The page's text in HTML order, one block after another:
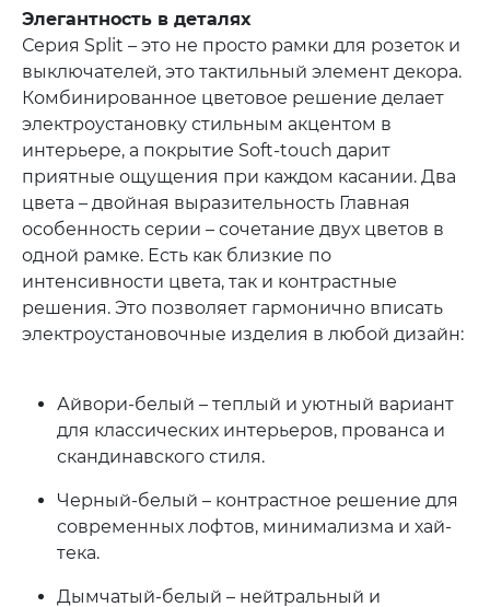
Элегантность в деталях
Серия Split – это не просто рамки для розеток и
выключателей, это тактильный элемент декора.
Комбинированное цветовое решение делает
электроустановку стильным акцентом в
интерьере, а покрытие Soft-touch дарит
приятные ощущения при каждом касании. Два
цвета – двойная выразительность Главная
особенность серии – сочетание двух цветов в
одной рамке. Есть как близкие по
интенсивности цвета, так и контрастные
решения. Это позволяет гармонично вписать
электроустановочные изделия в любой дизайн:
Айвори-белый – теплый и уютный вариант
для классических интерьеров, прованса и
скандинавского стиля.
Черный-белый – контрастное решение для
современных лофтов, минимализма и хай-
тека.
Дымчатый-белый – нейтральный и